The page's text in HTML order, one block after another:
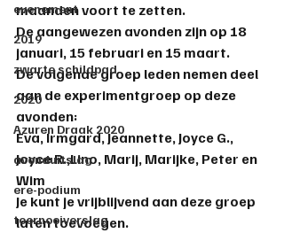
evenement
2019
zwarte schildpad
2020
Azuren Draak 2020
avonduitslag
ere-podium
toernooiverslag
maanden voort te zetten.
De aangewezen avonden zijn op 18
januari, 15 februari en 15 maart.
De volgende groep leden nemen deel
aan de experimentgroep op deze
avonden:
Eva, Irmgard, Jeannette, Joyce G.,
Joyce R.,Lino, Marij, Marijke, Peter en
Wim
Je kunt je vrijblijvend aan deze groep
laten toevoegen.